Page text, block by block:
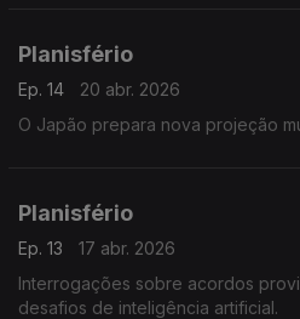
Planisfério
Ep. 14
20 abr. 2026
O Japão prepara nova projeção
Planisfério
Ep. 13
17 abr. 2026
Interrogações sobre acordos
desafios de inteligência artificial.